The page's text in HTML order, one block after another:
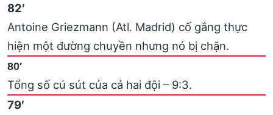
82′
Antoine Griezmann (Atl. Madrid) cố gắng thực
hiện một đường chuyền nhưng nó bị chặn.
80′
Tổng số cú sút của cả hai đội – 9:3.
79′